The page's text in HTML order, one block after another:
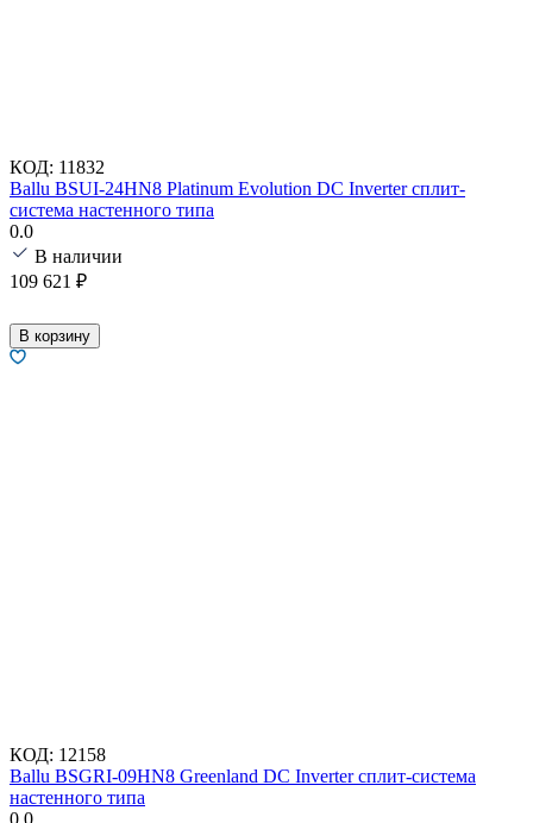
КОД: 11832
Ballu BSUI-24HN8 Platinum Evolution DC Inverter сплит-
система настенного типа
0.0
В наличии
109 621 ₽
В корзину
КОД: 12158
Ballu BSGRI-09HN8 Greenland DC Inverter сплит-система
настенного типа